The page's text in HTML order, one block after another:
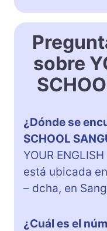
sobre
¿Dónde se
SCHOOL
YOUR
está ubicada
– dcha, en
¿Cuál es el